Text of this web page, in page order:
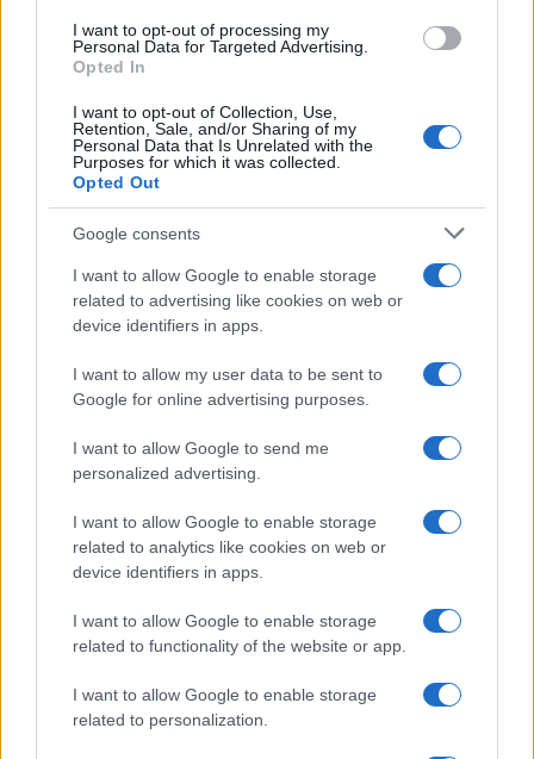
I want to opt-out of processing my
Personal Data for Targeted Advertising.
Opted In
I want to opt-out of Collection, Use,
Retention, Sale, and/or Sharing of my
Personal Data that Is Unrelated with the
Purposes for which it was collected.
Opted Out
Google consents
I want to allow Google to enable storage
related to advertising like cookies on web or
device identifiers in apps.
I want to allow my user data to be sent to
Google for online advertising purposes.
I want to allow Google to send me
personalized advertising.
I want to allow Google to enable storage
related to analytics like cookies on web or
device identifiers in apps.
I want to allow Google to enable storage
related to functionality of the website or app.
I want to allow Google to enable storage
related to personalization.
El Brent cae un 8.3% y arrastra a las materias primas
Lucía Herrera · 7 Ago 2026
CRIPTOMONEDAS
Cómo Bitcoin y la IA están transformando la economía global
Diego Martín · 7 Ago 2026
COTIZACIONES CRYPTO
Nombre